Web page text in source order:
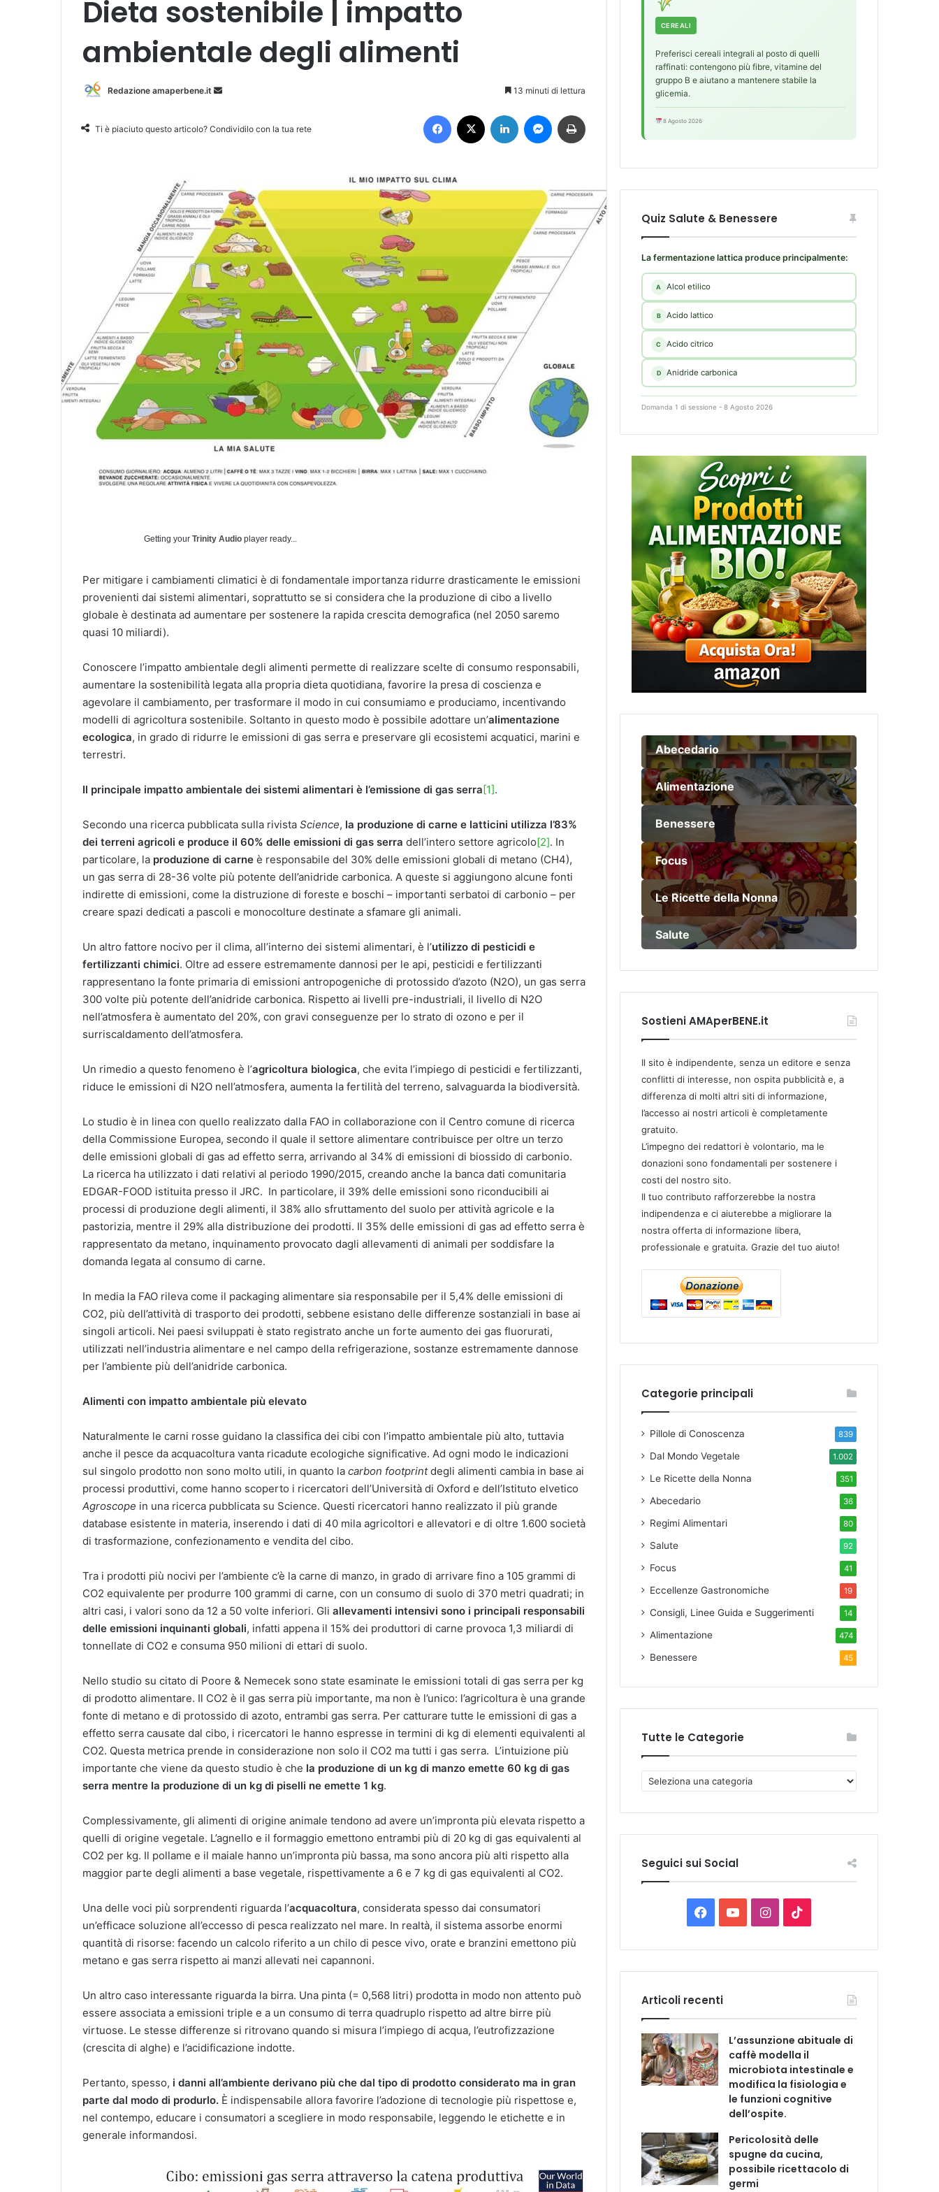
Dieta sostenibile | impatto
ambientale degli alimenti
Redazione amaperbene.it
n
'
e
m
a
i
l
13 minuti di lettura
Ti è piaciuto questo articolo? Condividilo con la tua rete
Getting your Trinity Audio player ready...
Per mitigare i cambiamenti climatici è di fondamentale importanza ridurre drasticamente le emissioni
provenienti dai sistemi alimentari, soprattutto se si considera che la produzione di cibo a livello
globale è destinata ad aumentare per sostenere la rapida crescita demografica (nel 2050 saremo
quasi 10 miliardi).
Conoscere l’impatto ambientale degli alimenti permette di realizzare scelte di consumo responsabili,
aumentare la sostenibilità legata alla propria dieta quotidiana, favorire la presa di coscienza e
agevolare il cambiamento, per trasformare il modo in cui consumiamo e produciamo, incentivando
modelli di agricoltura sostenibile. Soltanto in questo modo è possibile adottare un’alimentazione
ecologica, in grado di ridurre le emissioni di gas serra e preservare gli ecosistemi acquatici, marini e
terrestri.
Il principale impatto ambientale dei sistemi alimentari è l’emissione di gas serra[1].
Secondo una ricerca pubblicata sulla rivista Science, la produzione di carne e latticini utilizza l’83%
dei terreni agricoli e produce il 60% delle emissioni di gas serra dell’intero settore agricolo[2]. In
particolare, la produzione di carne è responsabile del 30% delle emissioni globali di metano (CH4),
un gas serra di 28-36 volte più potente dell’anidride carbonica. A queste si aggiungono alcune fonti
indirette di emissioni, come la distruzione di foreste e boschi – importanti serbatoi di carbonio – per
creare spazi dedicati a pascoli e monocolture destinate a sfamare gli animali.
Un altro fattore nocivo per il clima, all’interno dei sistemi alimentari, è l’utilizzo di pesticidi e
fertilizzanti chimici. Oltre ad essere estremamente dannosi per le api, pesticidi e fertilizzanti
rappresentano la fonte primaria di emissioni antropogeniche di protossido d’azoto (N2O), un gas serra
300 volte più potente dell’anidride carbonica. Rispetto ai livelli pre-industriali, il livello di N2O
nell’atmosfera è aumentato del 20%, con gravi conseguenze per lo strato di ozono e per il
surriscaldamento dell’atmosfera.
Un rimedio a questo fenomeno è l’agricoltura biologica, che evita l’impiego di pesticidi e fertilizzanti,
riduce le emissioni di N2O nell’atmosfera, aumenta la fertilità del terreno, salvaguarda la biodiversità.
Lo studio è in linea con quello realizzato dalla FAO in collaborazione con il Centro comune di ricerca
della Commissione Europea, secondo il quale il settore alimentare contribuisce per oltre un terzo
delle emissioni globali di gas ad effetto serra, arrivando al 34% di emissioni di biossido di carbonio.
La ricerca ha utilizzato i dati relativi al periodo 1990/2015, creando anche la banca dati comunitaria
EDGAR-FOOD istituita presso il JRC. In particolare, il 39% delle emissioni sono riconducibili ai
processi di produzione degli alimenti, il 38% allo sfruttamento del suolo per attività agricole e la
pastorizia, mentre il 29% alla distribuzione dei prodotti. Il 35% delle emissioni di gas ad effetto serra è
rappresentato da metano, inquinamento provocato dagli allevamenti di animali per soddisfare la
domanda legata al consumo di carne.
In media la FAO rileva come il packaging alimentare sia responsabile per il 5,4% delle emissioni di
CO2, più dell’attività di trasporto dei prodotti, sebbene esistano delle differenze sostanziali in base ai
singoli articoli. Nei paesi sviluppati è stato registrato anche un forte aumento dei gas fluorurati,
utilizzati nell’industria alimentare e nel campo della refrigerazione, sostanze estremamente dannose
per l’ambiente più dell’anidride carbonica.
Alimenti con impatto ambientale più elevato
Naturalmente le carni rosse guidano la classifica dei cibi con l’impatto ambientale più alto, tuttavia
anche il pesce da acquacoltura vanta ricadute ecologiche significative. Ad ogni modo le indicazioni
sul singolo prodotto non sono molto utili, in quanto la carbon footprintdegli alimenti cambia in base ai
processi produttivi, come hanno scoperto i ricercatori dell’Università di Oxford e dell’Istituto elvetico
Agroscope in una ricerca pubblicata su Science. Questi ricercatori hanno realizzato il più grande
database esistente in materia, inserendo i dati di 40 mila agricoltori e allevatori e di oltre 1.600 società
di trasformazione, confezionamento e vendita del cibo.
Tra i prodotti più nocivi per l’ambiente c’è la carne di manzo, in grado di arrivare fino a 105 grammi di
CO2 equivalente per produrre 100 grammi di carne, con un consumo di suolo di 370 metri quadrati; in
altri casi, i valori sono da 12 a 50 volte inferiori. Gli allevamenti intensivi sono i principali responsabili
delle emissioni inquinanti globali, infatti appena il 15% dei produttori di carne provoca 1,3 miliardi di
tonnellate di CO2 e consuma 950 milioni di ettari di suolo.
Nello studio su citato di Poore & Nemecek sono state esaminate le emissioni totali di gas serra per kg
di prodotto alimentare. Il CO2 è il gas serra più importante, ma non è l’unico: l’agricoltura è una grande
fonte di metano e di protossido di azoto, entrambi gas serra. Per catturare tutte le emissioni di gas a
effetto serra causate dal cibo, i ricercatori le hanno espresse in termini di kg di elementi equivalenti al
CO2. Questa metrica prende in considerazione non solo il CO2 ma tutti i gas serra. L’intuizione più
importante che viene da questo studio è che la produzione di un kg di manzo emette 60 kg di gas
serra mentre la produzione di un kg di piselli ne emette 1 kg.
Complessivamente, gli alimenti di origine animale tendono ad avere un’impronta più elevata rispetto a
quelli di origine vegetale. L’agnello e il formaggio emettono entrambi più di 20 kg di gas equivalenti al
CO2 per kg. Il pollame e il maiale hanno un’impronta più bassa, ma sono ancora più alti rispetto alla
maggior parte degli alimenti a base vegetale, rispettivamente a 6 e 7 kg di gas equivalenti al CO2.
Una delle voci più sorprendenti riguarda l’acquacoltura, considerata spesso dai consumatori
un’efficace soluzione all’eccesso di pesca realizzato nel mare. In realtà, il sistema assorbe enormi
quantità di risorse: facendo un calcolo riferito a un chilo di pesce vivo, orate e branzini emettono più
metano e gas serra rispetto ai manzi allevati nei capannoni.
Un altro caso interessante riguarda la birra. Una pinta (= 0,568 litri) prodotta in modo non attento può
essere associata a emissioni triple e a un consumo di terra quadruplo rispetto ad altre birre più
virtuose. Le stesse differenze si ritrovano quando si misura l’impiego di acqua, l’eutrofizzazione
(crescita di alghe) e l’acidificazione indotte.
Pertanto, spesso, i danni all’ambiente derivano più che dal tipo di prodotto considerato ma in gran
parte dal modo di produrlo. È indispensabile allora favorire l’adozione di tecnologie più rispettose e,
nel contempo, educare i consumatori a scegliere in modo responsabile, leggendo le etichette e in
generale informandosi.
CEREALI
Preferisci cereali integrali al posto di quelli
raffinati: contengono più fibre, vitamine del
gruppo B e aiutano a mantenere stabile la
glicemia.
8 Agosto 2026
Quiz Salute & Benessere
La fermentazione lattica produce principalmente:
A Alcol etilico
B Acido lattico
C Acido citrico
D Anidride carbonica
Domanda 1 di sessione - 8 Agosto 2026
Abecedario
Alimentazione
Benessere
Focus
Le Ricette della Nonna
Salute
Sostieni AMAperBENE.it
Il sito è indipendente, senza un editore e senza
conflitti di interesse, non ospita pubblicità e, a
differenza di molti altri siti di informazione,
l’accesso ai nostri articoli è completamente
gratuito.
L’impegno dei redattori è volontario, ma le
donazioni sono fondamentali per sostenere i
costi del nostro sito.
Il tuo contributo rafforzerebbe la nostra
indipendenza e ci aiuterebbe a migliorare la
nostra offerta di informazione libera,
professionale e gratuita. Grazie del tuo aiuto!
Categorie principali
Pillole di Conoscenza 839
Dal Mondo Vegetale 1.002
Le Ricette della Nonna 351
Abecedario 36
Regimi Alimentari 80
Salute 92
Focus 41
Eccellenze Gastronomiche 19
Consigli, Linee Guida e Suggerimenti 14
Alimentazione 474
Benessere 45
Tutte le Categorie
u
e
e
C
o
e
Seguici sui Social
c
e
b
o
o
u
u
b
e
I
s
a
g
r
a
m
k
o
k
Articoli recenti
L’assunzione abituale di
caffè modella il
microbiota intestinale e
modifica la fisiologia e
le funzioni cognitive
dell’ospite.
Pericolosità delle
spugne da cucina,
possibile ricettacolo di
germi